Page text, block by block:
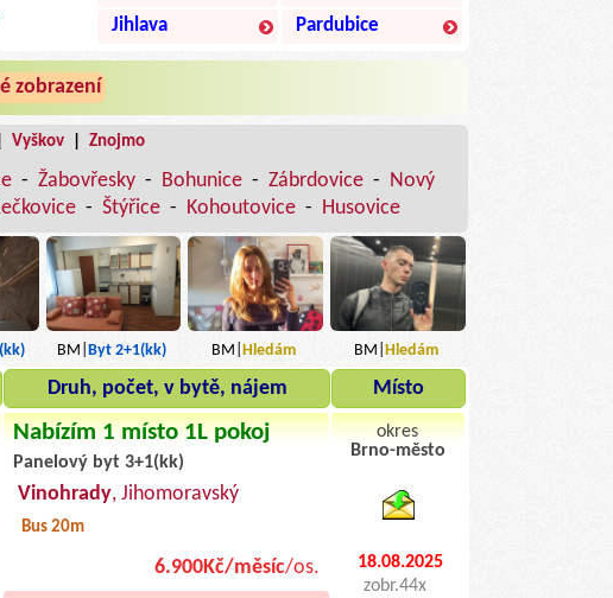
Jihlava
Pardubice
zobrazení
Vyškov Znojmo
- Žabovřesky - Bohunice - Zábrdovice - Nový
- Štýřice - Kohoutovice - Husovice
BM| Byt 2+1(kk) BM| Hledám BM| Hledám
Druh, počet, v bytě, nájem Místo
Nabízím 1 místo 1L pokoj
Panelový byt 3+1(kk)
Vinohrady, Jihomoravský
Bus 20m
6.900Kč/měsíc/os.
okres
Brno-město
18.08.2025
zobr.44x